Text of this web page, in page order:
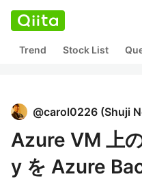
Trend Stock List
@carol0226 (Shuji
Azure VM 上
y を Azure